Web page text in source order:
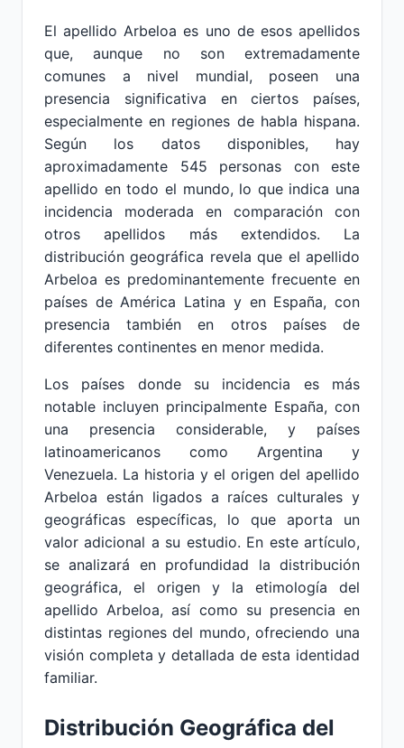
El apellido Arbeloa es uno de esos apellidos
que, aunque no son extremadamente
comunes a nivel mundial, poseen una
presencia significativa en ciertos países,
especialmente en regiones de habla hispana.
Según los datos disponibles, hay
aproximadamente 545 personas con este
apellido en todo el mundo, lo que indica una
incidencia moderada en comparación con
otros apellidos más extendidos. La
distribución geográfica revela que el apellido
Arbeloa es predominantemente frecuente en
países de América Latina y en España, con
presencia también en otros países de
diferentes continentes en menor medida.
Los países donde su incidencia es más
notable incluyen principalmente España, con
una presencia considerable, y países
latinoamericanos como Argentina y
Venezuela. La historia y el origen del apellido
Arbeloa están ligados a raíces culturales y
geográficas específicas, lo que aporta un
valor adicional a su estudio. En este artículo,
se analizará en profundidad la distribución
geográfica, el origen y la etimología del
apellido Arbeloa, así como su presencia en
distintas regiones del mundo, ofreciendo una
visión completa y detallada de esta identidad
familiar.
Distribución Geográfica del